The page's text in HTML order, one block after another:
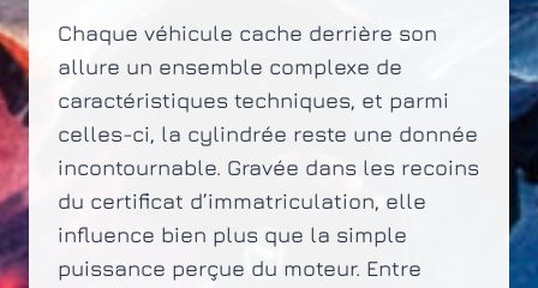
Chaque véhicule cache derrière son
allure un ensemble complexe de
caractéristiques techniques, et parmi
celles-ci, la cylindrée reste une donnée
incontournable. Gravée dans les recoins
du certificat d’immatriculation, elle
influence bien plus que la simple
puissance perçue du moteur. Entre